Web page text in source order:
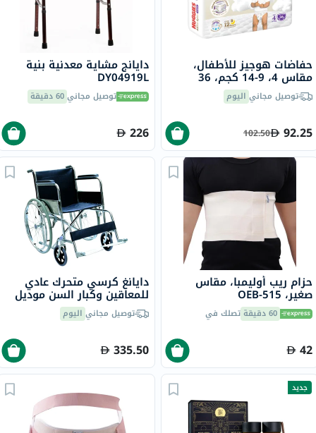
حفاضات هوجيز للأطفال،
مقاس 4، 9-14 كجم، 36
قطعةتوصيل مجاني اليوم
92.25
102.50
دايانج مشاية معدنية بنية
DY04919L
توصيل مجاني60 دقيقة
226
حزام ريب أوليمبا، مقاس
صغير، OEB-515
60 دقيقة تصلك في
42
دايانغ كرسي متحرك عادي
للمعاقين وكبار السن موديل
DY01809-46
توصيل مجاني اليوم
335.50
جديد